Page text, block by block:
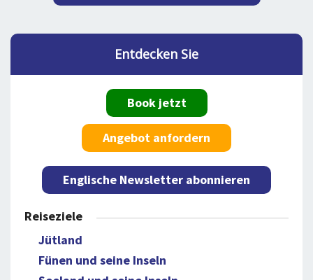
Entdecken Sie
Book jetzt
Angebot anfordern
Englische Newsletter abonnieren
Reiseziele
Jütland
Fünen und seine Inseln